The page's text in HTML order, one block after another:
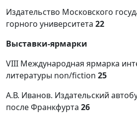
Издательство Московского
горного университета 22
Выставки-ярмарки
VIII Международная ярмарка
литературы non/fiction 25
А.В. Иванов. Издательский
после Франкфурта 26